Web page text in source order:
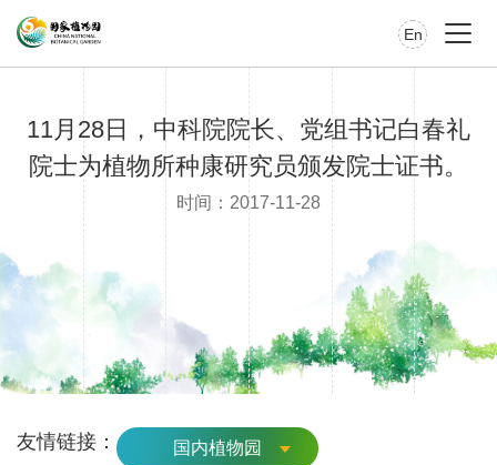
En
11月28日，中科院院长、党组书记白春礼
院士为植物所种康研究员颁发院士证书。
时间：2017-11-28
友情链接： 国内植物园